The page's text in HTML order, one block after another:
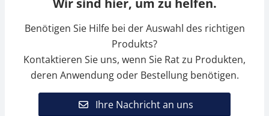
Benötigen Sie Hilfe bei der Auswahl des richtigen
Produkts?
Kontaktieren Sie uns, wenn Sie Rat zu Produkten,
deren Anwendung oder Bestellung benötigen.
Ihre Nachricht an uns